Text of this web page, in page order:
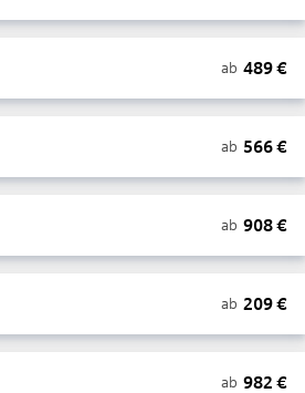
ab 489€
ab 566€
ab 908€
ab 209€
ab 982 €